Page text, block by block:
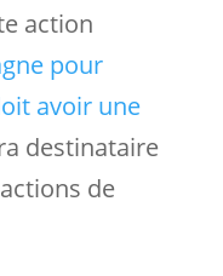
action
pour
avoir une
destinataire
de